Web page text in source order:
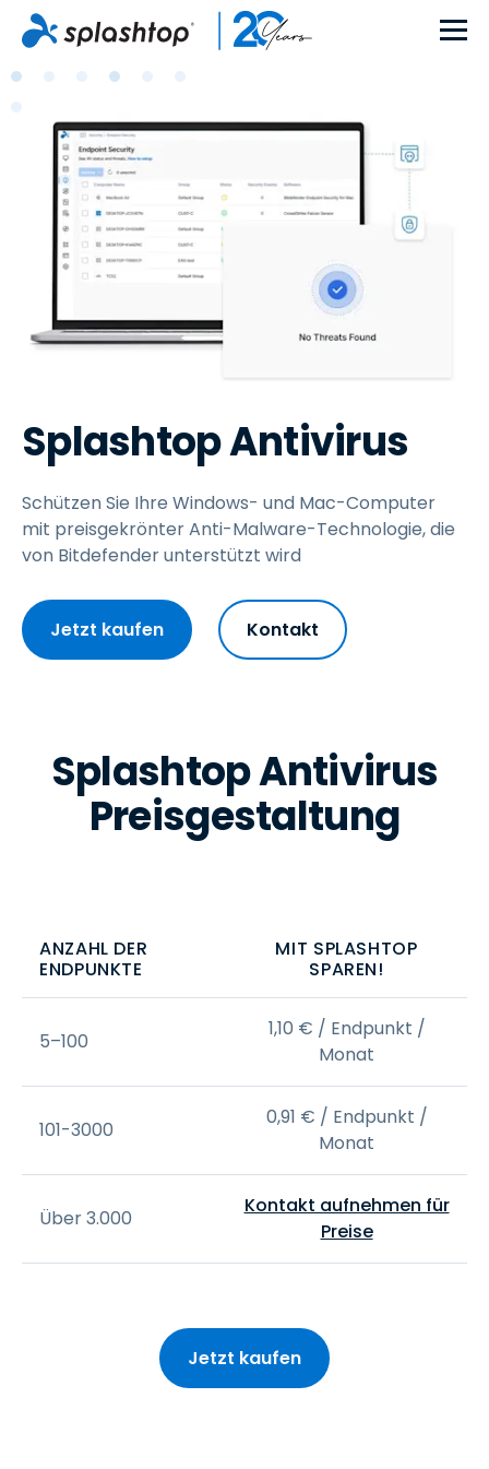
Splashtop Antivirus
Schützen Sie Ihre Windows- und Mac-Computer
mit preisgekrönter Anti-Malware-Technologie, die
von Bitdefender unterstützt wird
Jetzt kaufen Kontakt
Splashtop Antivirus
Preisgestaltung
ANZAHL DER
ENDPUNKTE
MIT SPLASHTOP
SPAREN!
5–100
1,10 € / Endpunkt /
Monat
101-3000
0,91 € / Endpunkt /
Monat
Über 3.000
Kontakt aufnehmen für
Preise
Jetzt kaufen